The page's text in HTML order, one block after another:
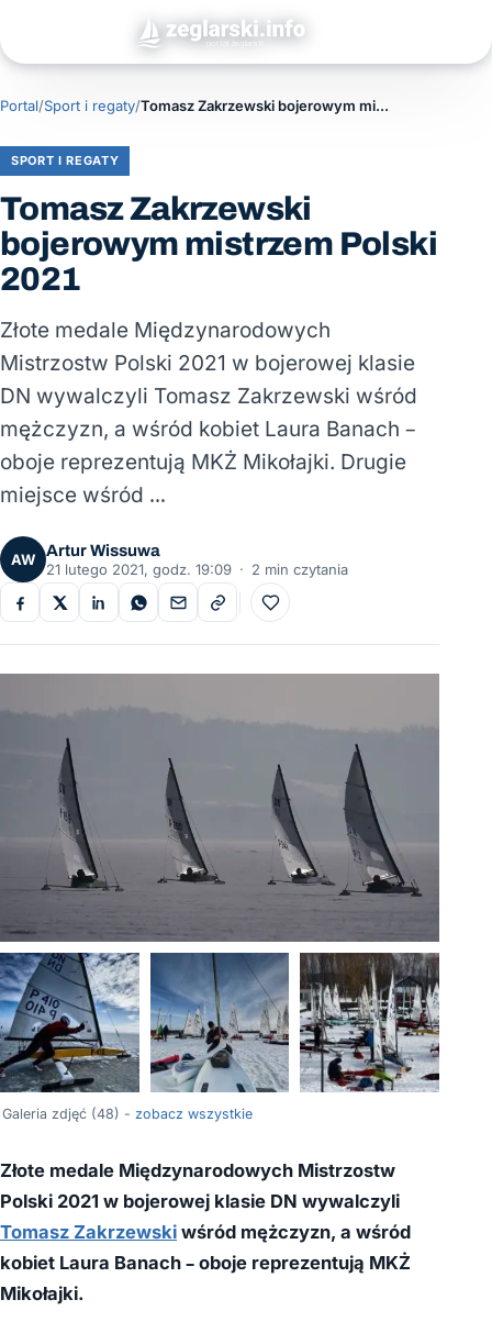
Portal/Sport i regaty/ Tomasz Zakrzewski bojerowym mistrzem Polski 2021
SPORT I REGATY
Tomasz Zakrzewski
bojerowym mistrzem Polski
2021
Złote medale Międzynarodowych
Mistrzostw Polski 2021 w bojerowej klasie
DN wywalczyli Tomasz Zakrzewski wśród
mężczyzn, a wśród kobiet Laura Banach –
oboje reprezentują MKŻ Mikołajki. Drugie
miejsce wśród …
AW
Artur Wissuwa
21 lutego 2021, godz. 19:09 · 2 min czytania
Do ulubionych
Galeria zdjęć (48) - zobacz wszystkie
Złote medale Międzynarodowych Mistrzostw
Polski 2021 w bojerowej klasie DN wywalczyli
Tomasz Zakrzewski wśród mężczyzn, a wśród
kobiet Laura Banach – oboje reprezentują MKŻ
Mikołajki.